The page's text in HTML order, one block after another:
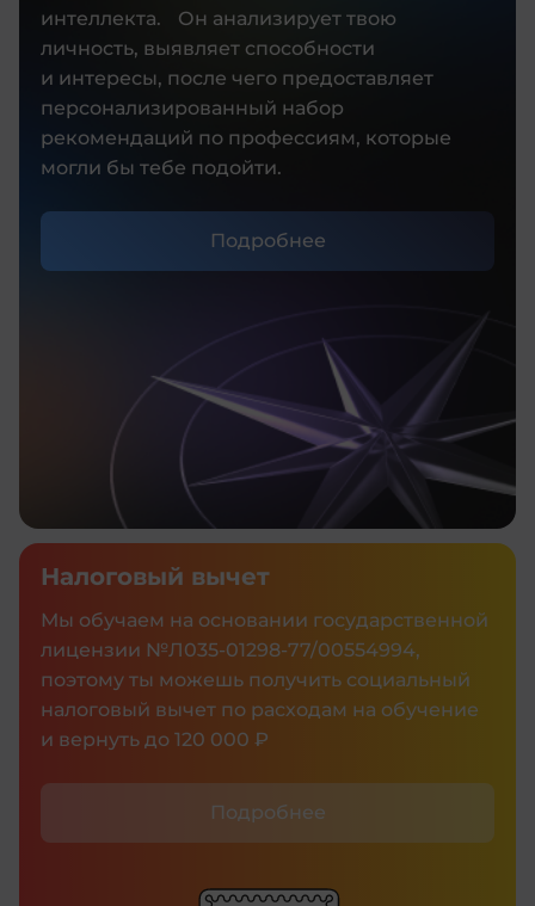
интеллекта. Он анализирует твою
личность, выявляет способности
и интересы, после чего предоставляет
персонализированный набор
рекомендаций по профессиям, которые
могли бы тебе подойти.
Подробнее
Налоговый вычет
Мы обучаем на основании государственной
лицензии №Л035‑01298‑77/00554994,
поэтому ты можешь получить социальный
налоговый вычет по расходам на обучение
и вернуть до 120 000 ₽
Подробнее